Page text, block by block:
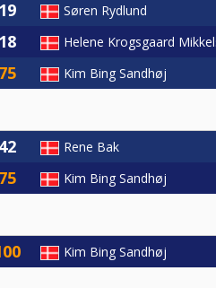
Søren Rydlund
Helene Krogsgaard
Kim Bing Sandhøj
Rene Bak
Kim Bing Sandhøj
Kim Bing Sandhøj